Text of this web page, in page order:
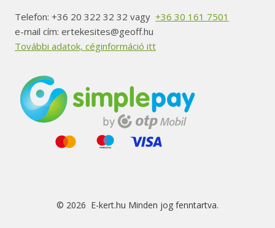
Telefon: +36 20 322 32 32 vagy +36 30 161 7501
e-mail cím: ertekesites@geoff.hu
További adatok, céginformáció itt
© 2026 E-kert.hu Minden jog fenntartva.